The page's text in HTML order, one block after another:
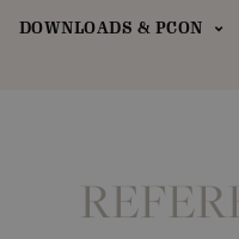
DOWNLOADS & PCON